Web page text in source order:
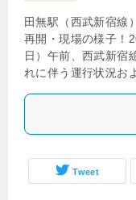
田無駅（西武新宿線
再開・現場の様子！
日）午前、西武新宿
れに伴う運行状況お
Tweet